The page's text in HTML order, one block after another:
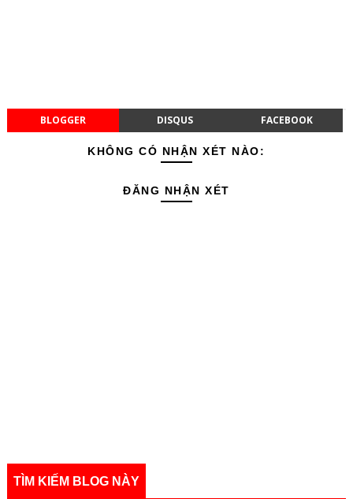
BLOGGER DISQUS FACEBOOK
KHÔNG CÓ NHẬN XÉT NÀO:
ĐĂNG NHẬN XÉT
TÌM KIẾM BLOG NÀY